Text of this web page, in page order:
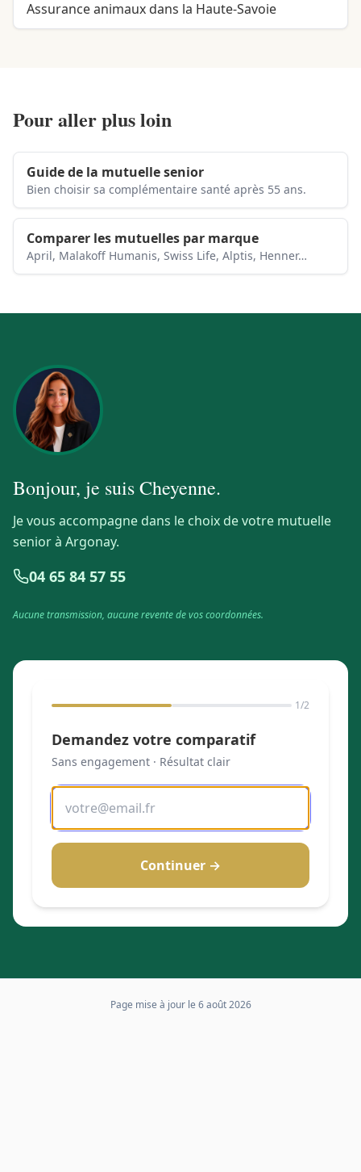
Assurance animaux dans la Haute-Savoie
Pour aller plus loin
Guide de la mutuelle senior
Bien choisir sa complémentaire santé après 55 ans.
Comparer les mutuelles par marque
April, Malakoff Humanis, Swiss Life, Alptis, Henner…
Bonjour, je suisCheyenne.
Je vous accompagne dans le choix de votre mutuelle
senior à Argonay.
04 65 84 57 55
Aucune transmission, aucune revente de vos coordonnées.
1/2
Demandez votre comparatif
Sans engagement · Résultat clair
Continuer →
Page mise à jour le 6 août 2026